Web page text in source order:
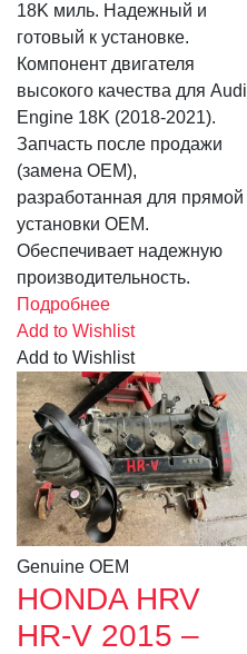
18K миль. Надежный и
готовый к установке.
Компонент двигателя
высокого качества для Audi
Engine 18K (2018-2021).
Запчасть после продажи
(замена OEM),
разработанная для прямой
установки OEM.
Обеспечивает надежную
производительность.
Подробнее
Add to Wishlist
Add to Wishlist
Genuine OEM
HONDA HRV
HR-V 2015 –